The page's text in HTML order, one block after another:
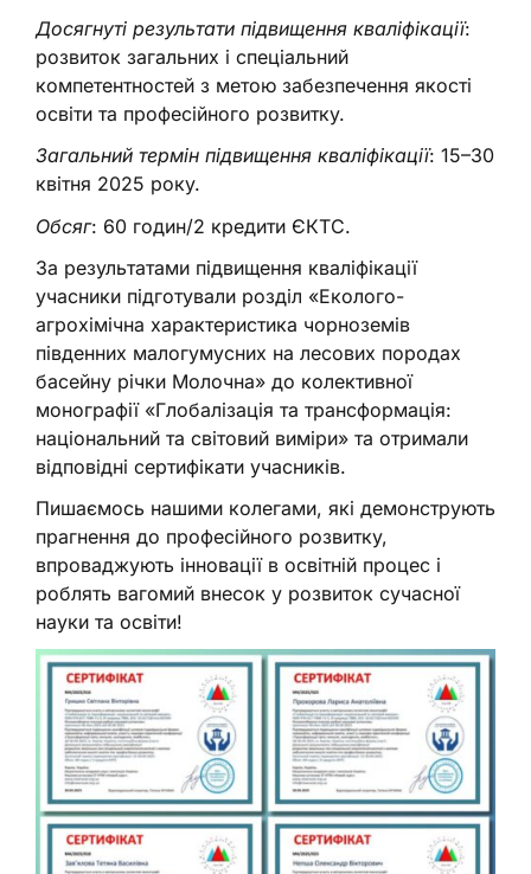
Досягнуті результати підвищення кваліфікації:
розвиток загальних і спеціальний
компетентностей з метою забезпечення якості
освіти та професійного розвитку.
Загальний термін підвищення кваліфікації: 15–30
квітня 2025 року.
Обсяг: 60 годин/2 кредити ЄКТС.
За результатами підвищення кваліфікації
учасники підготували розділ «Еколого-
агрохімічна характеристика чорноземів
південних малогумусних на лесових породах
басейну річки Молочна» до колективної
монографії «Глобалізація та трансформація:
національний та світовий виміри» та отримали
відповідні сертифікати учасників.
Пишаємось нашими колегами, які демонструють
прагнення до професійного розвитку,
впроваджують інновації в освітній процес і
роблять вагомий внесок у розвиток сучасної
науки та освіти!